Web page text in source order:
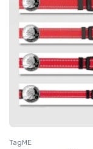
TagME